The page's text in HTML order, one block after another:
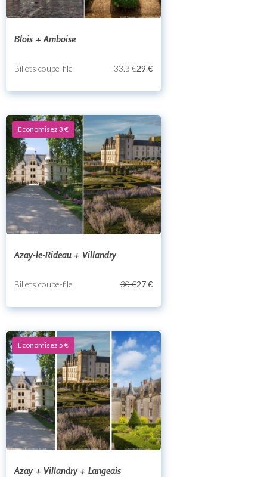
Blois + Amboise
Billets coupe-file 33.3 €29 €
Economisez 3 €
Azay-le-Rideau + Villandry
Billets coupe-file 30 €27 €
Economisez 5 €
Azay + Villandry + Langeais